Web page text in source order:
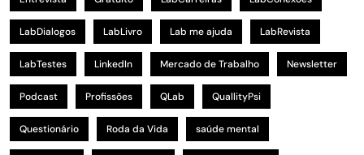
LabDialogos LabLivro Lab me ajuda LabRevista
LabTestes LinkedIn Mercado de Trabalho Newsletter
Podcast Profissões QLab QuallityPsi
Questionário Roda da Vida saúde mental